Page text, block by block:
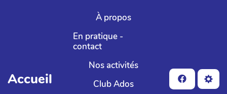
Aller au contenu principal
Accueil
À propos
En pratique -
contact
Nos activités
Club Ados